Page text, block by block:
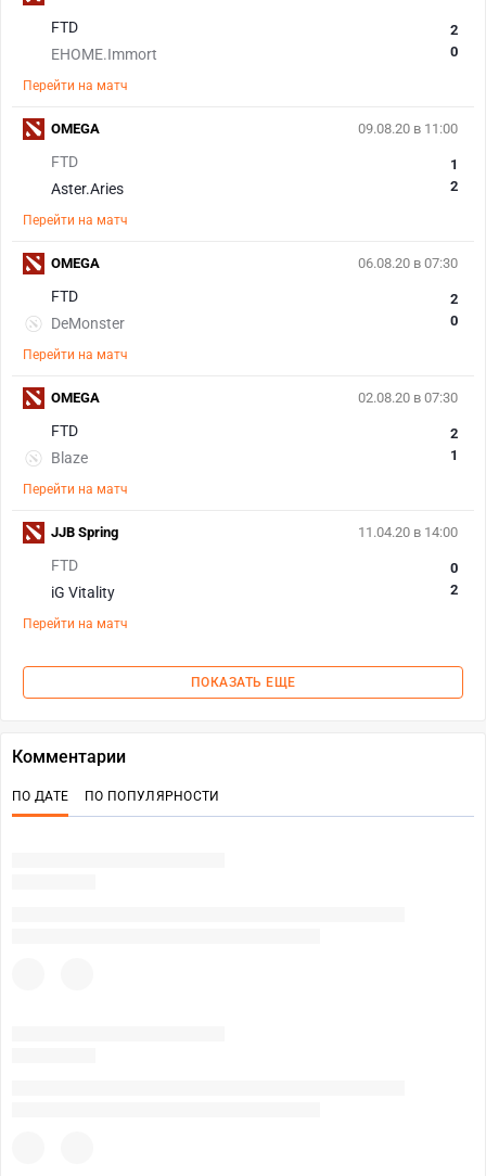
FTD
EHOME.Immort
2
0
Перейти на матч
09.08.20 в 11:00
FTD
Aster.Aries
1
2
Перейти на матч
OMEGA
06.08.20 в 07:30
FTD
DeMonster
2
0
Перейти на матч
OMEGA
02.08.20 в 07:30
FTD
Blaze
2
1
Перейти на матч
OMEGA
11.04.20 в 14:00
FTD
iG Vitality
0
2
Перейти на матч
JJB Spring
ПОКАЗАТЬ ЕЩЕ
Комментарии
ПО ДАТЕ ПО ПОПУЛЯРНОСТИ